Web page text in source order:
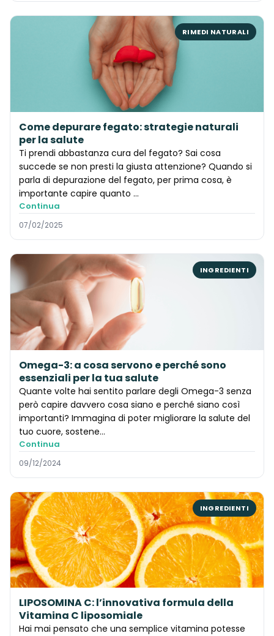
RIMEDI NATURALI
Come depurare fegato: strategie naturali
per la salute
Ti prendi abbastanza cura del fegato? Sai cosa
succede se non presti la giusta attenzione? Quando si
parla di depurazione del fegato, per prima cosa, è
importante capire quanto ...
Continua
07/02/2025
INGREDIENTI
Omega-3: a cosa servono e perché sono
essenziali per la tua salute
Quante volte hai sentito parlare degli Omega-3 senza
però capire davvero cosa siano e perché siano così
importanti? Immagina di poter migliorare la salute del
tuo cuore, sostene...
Continua
09/12/2024
INGREDIENTI
LIPOSOMINA C: l’innovativa formula della
Vitamina C liposomiale
Hai mai pensato che una semplice vitamina potesse